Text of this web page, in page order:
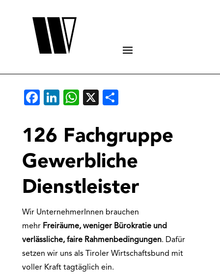
Facebook
LinkedIn
WhatsApp
X
126 Fachgruppe
Gewerbliche
Dienstleister
Wir UnternehmerInnen brauchen
mehr Freiräume, weniger Bürokratie und
verlässliche, faire Rahmenbedingungen. Dafür
setzen wir uns als Tiroler Wirtschaftsbund mit
voller Kraft tagtäglich ein.